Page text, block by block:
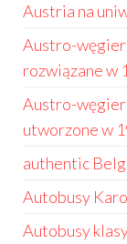
Austria na
Austro-
rozwiązane w
Austro-
utworzone w
authentic
Autobusy
Autobusy